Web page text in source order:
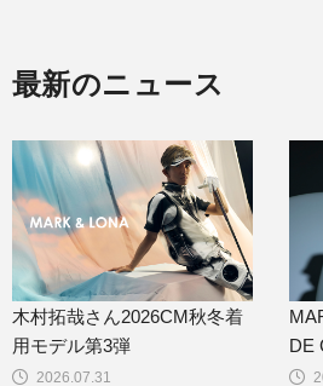
最新のニュース
2026.07.31
木村拓哉さん2026CM秋冬着
用モデル第3弾
DE